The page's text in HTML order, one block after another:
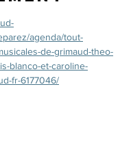
agenda/tout-
de-grimaud-theo-
blanco-et-caroline-
fr-6177046/